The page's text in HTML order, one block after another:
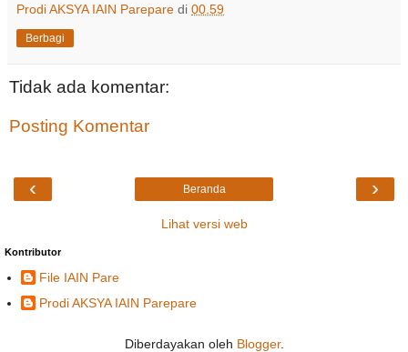
Prodi AKSYA IAIN Parepare di 00.59
Berbagi
Tidak ada komentar:
Posting Komentar
‹ ›
Beranda
Lihat versi web
Kontributor
File IAIN Pare
Prodi AKSYA IAIN Parepare
Diberdayakan oleh Blogger.